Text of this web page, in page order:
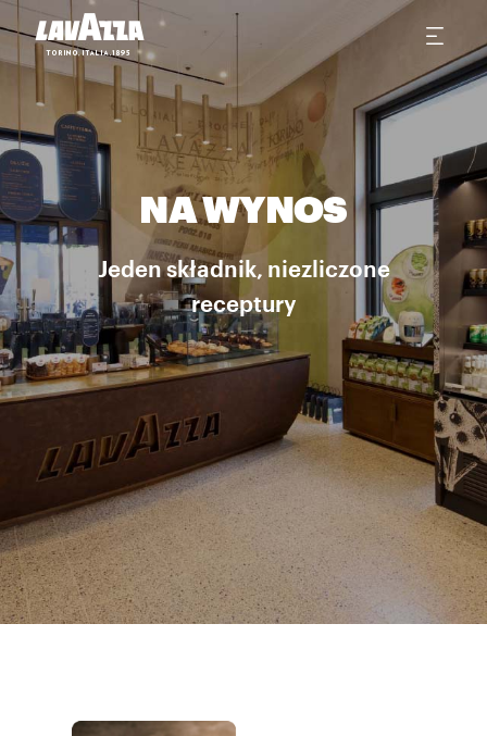
NA WYNOS
Jeden składnik, niezliczone
receptury